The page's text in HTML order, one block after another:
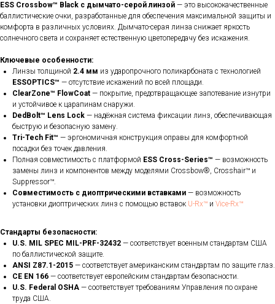
ESS Crossbow™ Black с дымчато-серой линзой — это высококачественные
баллистические очки, разработанные для обеспечения максимальной защиты и
комфорта в различных условиях. Дымчато-серая линза снижает яркость
солнечного света и сохраняет естественную цветопередачу без искажения.
Ключевые особенности:
Линзы толщиной 2.4 мм из ударопрочного поликарбоната с технологией
ESSOPTICS™ — отсутствие искажений по всей площади.
ClearZone™ FlowCoat — покрытие, предотвращающее запотевание изнутри
и устойчивое к царапинам снаружи.
DedBolt™ Lens Lock — надёжная система фиксации линз, обеспечивающая
быструю и безопасную замену.
Tri-Tech Fit™ — эргономичная конструкция оправы для комфортной
посадки без точек давления.
Полная совместимость с платформой ESS Cross-Series™ — возможность
замены линз и компонентов между моделями Crossbow®, Crosshair™ и
Suppressor™.
Совместимость с диоптрическими вставками — возможность
установки диоптрических линз с помощью вставок U-Rx™ и Vice-Rx™
Стандарты безопасности:
U.S. MIL SPEC MIL-PRF-32432 — соответствует военным стандартам США
по баллистической защите.
ANSI Z87.1-2015 — соответствует американским стандартам по защите глаз.
CE EN 166 — соответствует европейским стандартам безопасности.
U.S. Federal OSHA — соответствует требованиям Управления по охране
труда США.